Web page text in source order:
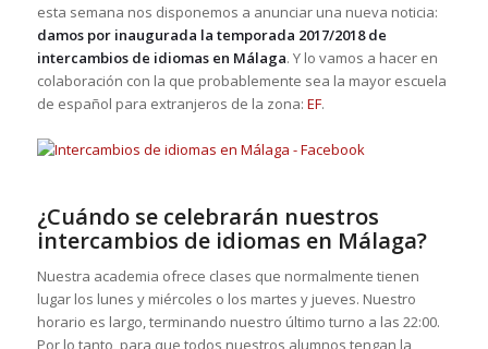
esta semana nos disponemos a anunciar una nueva noticia:
damos por inaugurada la temporada 2017/2018 de
intercambios de idiomas en Málaga. Y lo vamos a hacer en
colaboración con la que probablemente sea la mayor escuela
de español para extranjeros de la zona: EF.
¿Cuándo se celebrarán nuestros
intercambios de idiomas en Málaga?
Nuestra academia ofrece clases que normalmente tienen
lugar los lunes y miércoles o los martes y jueves. Nuestro
horario es largo, terminando nuestro último turno a las 22:00.
Por lo tanto, para que todos nuestros alumnos tengan la